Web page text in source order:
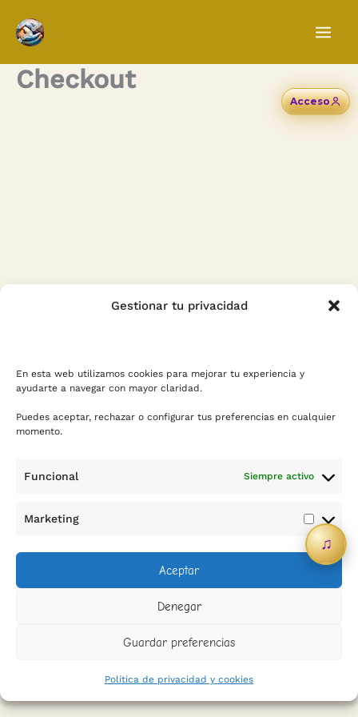
Gestionar tu privacidad
En esta web utilizamos cookies para mejorar tu experiencia y
ayudarte a navegar con mayor claridad.
Puedes aceptar, rechazar o configurar tus preferencias en cualquier
momento.
Funcional Siempre activo
Marketing
Aceptar
Denegar
Guardar preferencias
Política de privacidad y cookies
contenido
Checkout
info@sicreescreas.com
Política de cookies
Condiciones de contratación
Acceso
♫